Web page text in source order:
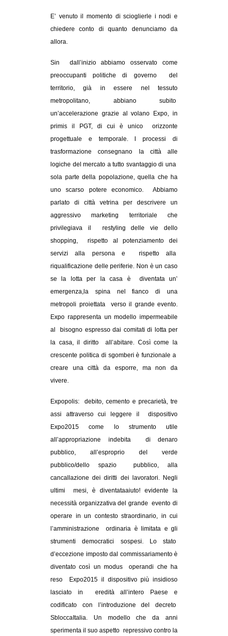
CINEMA
RECENSIONI
INTERNAZIONALE
AFRICA
AMERICHE
ESTREMO ORIENTE
EUROPA
MEDIO ORIENTE
EVENTI
in
Fb
bsky
ms
SEARCH
E’ venuto il momento di scioglierle i nodi e
chiedere conto di quanto denunciamo da
allora.
Sin dall’inizio abbiamo osservato come
preoccupanti politiche di governo del
territorio, già in essere nel tessuto
metropolitano, abbiano subito
un’accelerazione grazie al volano Expo, in
primis il PGT, di cui è unico orizzonte
progettuale e temporale. I processi di
trasformazione consegnano la città alle
logiche del mercato a tutto svantaggio di una
sola parte della popolazione, quella che ha
uno scarso potere economico. Abbiamo
parlato di città vetrina per descrivere un
aggressivo marketing territoriale che
privilegiava il restyling delle vie dello
shopping, rispetto al potenziamento dei
servizi alla persona e rispetto alla
riqualificazione delle periferie. Non è un caso
se la lotta per la casa è diventata un’
emergenza,la spina nel fianco di una
metropoli proiettata verso il grande evento.
Expo rappresenta un modello impermeabile
al bisogno espresso dai comitati di lotta per
la casa, il diritto all’abitare. Così come la
crescente politica di sgomberi è funzionale a
creare una città da esporre, ma non da
vivere.
Expopolis: debito, cemento e precarietà, tre
assi attraverso cui leggere il dispositivo
Expo2015 come lo strumento utile
all’appropriazione indebita di denaro
pubblico, all’esproprio del verde
pubblico/dello spazio pubblico, alla
cancallazione dei diritti dei lavoratori. Negli
ultimi mesi, è diventataaiuto! evidente la
necessità organizzativa del grande evento di
operare in un contesto straordinario, in cui
l’amministrazione ordinaria è limitata e gli
strumenti democratici sospesi. Lo stato
d’eccezione imposto dal commissariamento è
diventato così un modus operandi che ha
reso Expo2015 il dispositivo più insidioso
lasciato in eredità all’intero Paese e
codificato con l’introduzione del decreto
SbloccaItalia. Un modello che da anni
sperimenta il suo aspetto repressivo contro la